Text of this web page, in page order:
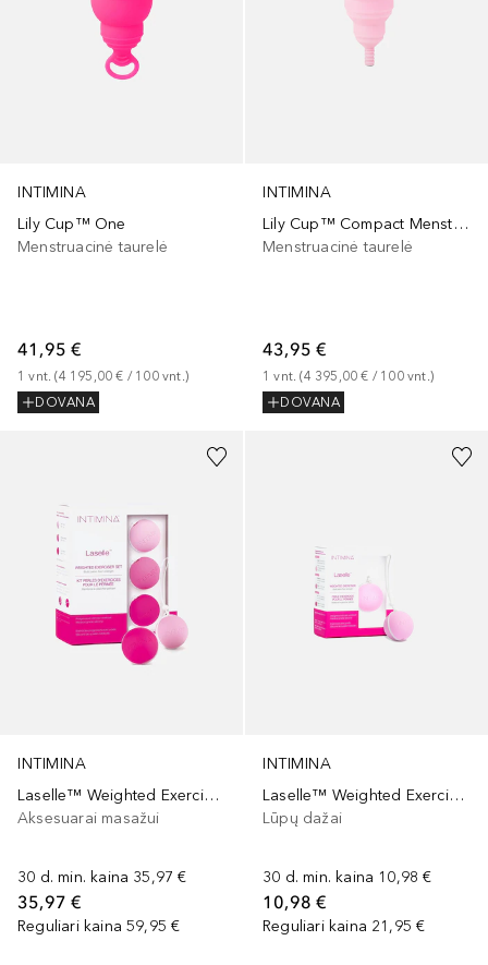
INTIMINA
Lily Cup™ One
Menstruacinė taurelė
41,95 €
1 vnt. (4 195,00 € / 100 vnt.)
DOVANA
INTIMINA
Lily Cup™ Compact Menstrual Cup, Size A
Menstruacinė taurelė
43,95 €
1 vnt. (4 395,00 € / 100 vnt.)
DOVANA
INTIMINA
Laselle™ Weighted Exerciser Set
Aksesuarai masažui
30 d. min. kaina 35,97 €
35,97 €
Reguliari kaina 59,95 €
INTIMINA
Laselle™ Weighted Exerciser - 28g
Lūpų dažai
30 d. min. kaina 10,98 €
10,98 €
Reguliari kaina 21,95 €